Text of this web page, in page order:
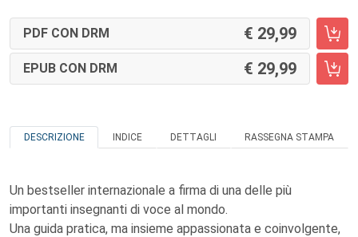
PDF CON DRM 29,99
EPUB CON DRM 29,99
DESCRIZIONE INDICE DETTAGLI RASSEGNA STAMPA
Un bestseller internazionale a firma di una delle più
importanti insegnanti di voce al mondo.
Una guida pratica, ma insieme appassionata e coinvolgente,